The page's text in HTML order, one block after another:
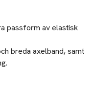
passform av elastisk
breda axelband, samt